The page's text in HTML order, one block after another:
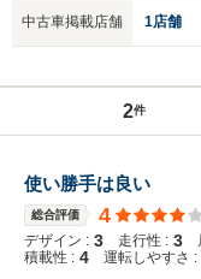
中古車掲載店舗 1店舗
2件
使い勝手は良い
総合評価 4
デザイン : 3 走行性 : 3
積載性 : 4 運転しやすさ :